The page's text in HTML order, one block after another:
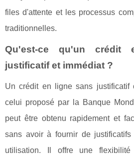
files d'attente et les processus
traditionnelles.
Qu'est-ce qu'un crédit
justificatif et immédiat ?
Un crédit en ligne sans justificatif
celui proposé par la Banque
peut être obtenu rapidement et
sans avoir à fournir de
utilisation. Il offre une